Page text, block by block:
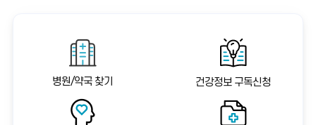
병원/약국 찾기 건강정보 구독신청